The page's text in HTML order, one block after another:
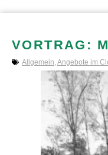
VORTRAG:
Allgemein, Angebote im